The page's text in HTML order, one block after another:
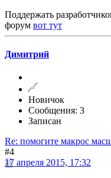
Поддержать
форум вот тут
Димитрий
Новичок
Сообщения: 3
Записан
Re: помогите макрос
#4
17 апреля 2015, 17:32